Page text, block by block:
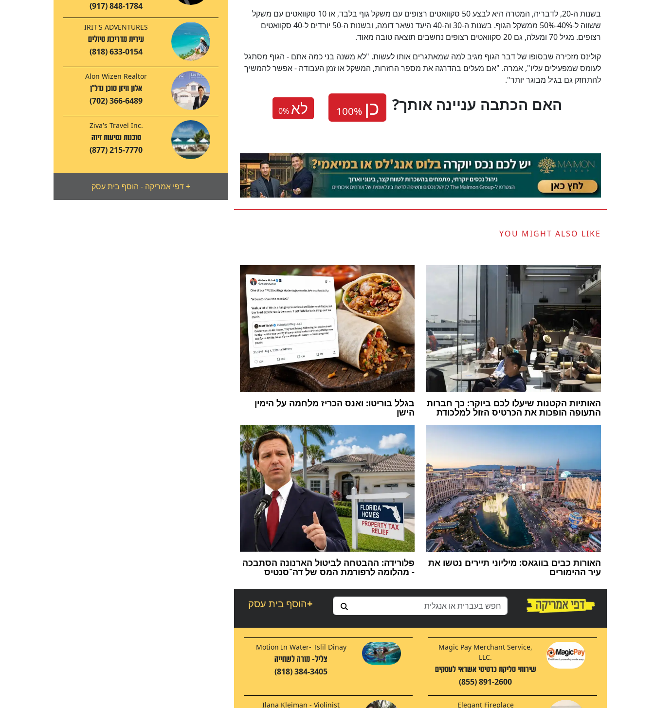
(917) 848-1784
IRIT'S ADVENTURES
עירית מדריכת טיולים
(818) 633-0154
Alon Wizen Realtor
אלון וויזן סוכן נדל"ן
(702) 366-6489
Ziva's Travel Inc.
סוכנות נסיעות זיוה
(877) 215-7770
דפי אמריקה - הוסף בית עסק+
בשנות ה-20, לדבריה, המטרה היא לבצע 50 סקוואטים רצופים עם משקל גוף בלבד, או 10 סקוואטים עם משקל
ששווה ל-40%-50% ממשקל הגוף. בשנות ה-30 וה-40 היעד נשאר דומה, ובשנות ה-50 יורדים ל-40 סקוואטים
רצופים. מגיל 70 ומעלה, גם 20 סקוואטים רצופים נחשבים תוצאה טובה מאוד.
קולינס מזכירה שבסופו של דבר הגוף מגיב למה שמאתגרים אותו לעשות. "לא משנה בני כמה אתם - הגוף מסתגל
לעומס שמפעילים עליו", אמרה. "אם מעלים בהדרגה את מספר החזרות, המשקל או זמן העבודה - אפשר להמשיך
להתחזק גם בגיל מבוגר יותר".
0% לא ?האם הכתבה עניינה אותך
YOU MIGHT ALSO LIKE
בגלל בוריטו: ואנס הכריז מלחמה על הימין
הישן
האותיות הקטנות שיעלו לכם ביוקר: כך חברות
התעופה הופכות את הכרטיס הזול למלכודת
פלורידה: ההבטחה לביטול הארנונה הסתבכה
- מהלומה לרפורמת המס של דה־סנטיס
האורות כבים בווגאס: מיליוני תיירים נטשו את
עיר ההימורים
הוסף בית עסק+
Motion In Water- Tslil Dinay
צליל- מורה לשחייה
(818) 384-3405
Magic Pay Merchant Service,
LLC.
שירותי סליקת כרטיסי אשראי לעסקים
(855) 891-2600
Ilana Kleiman - Violinist Elegant Fireplace